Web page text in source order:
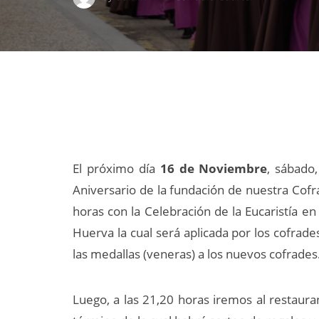
El próximo día 16 de Noviembre,
Aniversario de la fundación de nuestra
horas con la Celebración de la Eucaristía
Huerva la cual será aplicada por los
las medallas (veneras) a los nuevos
Luego, a las 21,20 horas iremos al